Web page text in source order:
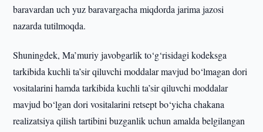
baravardan uch yuz baravargacha miqdorda jarima jazosi
nazarda tutilmoqda.
Shuningdek, Ma’muriy javobgarlik to‘g‘risidagi kodeksga
tarkibida kuchli ta’sir qiluvchi moddalar mavjud bo‘lmagan dori
vositalarini hamda tarkibida kuchli ta’sir qiluvchi moddalar
mavjud bo‘lgan dori vositalarini retsept bo‘yicha chakana
realizatsiya qilish tartibini buzganlik uchun amalda belgilangan